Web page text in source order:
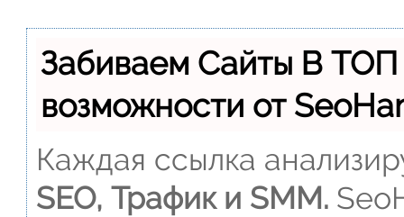
Забиваем Сайты В
возможности от
Каждая ссылка
SEO, Трафик и SMM.